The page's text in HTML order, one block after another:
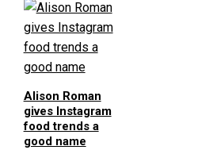
Alison Roman
gives Instagram
food trends a
good name